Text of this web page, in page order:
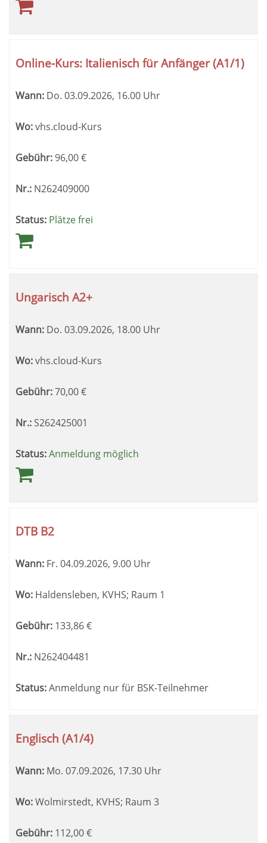
Online-Kurs: Italienisch für Anfänger (A1/1)
Wann: Do. 03.09.2026, 16.00 Uhr
Wo:vhs.cloud-Kurs
Gebühr: 96,00€
Nr.: N262409000
Status: Plätze frei
Ungarisch A2+
Wann: Do. 03.09.2026, 18.00 Uhr
Wo:vhs.cloud-Kurs
Gebühr:70,00€
Nr.: S262425001
Status:Anmeldung möglich
DTB B2
Wann: Fr. 04.09.2026, 9.00 Uhr
Wo: Haldensleben, KVHS; Raum 1
Gebühr: 133,86€
Nr.: N262404481
Status:Anmeldung nur für BSK-Teilnehmer
Englisch (A1/4)
Wann: Mo. 07.09.2026, 17.30 Uhr
Wo:Wolmirstedt, KVHS; Raum 3
Gebühr: 112,00€